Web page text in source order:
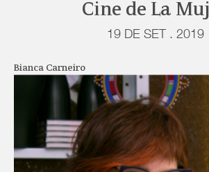
Cine de La
19 DE SET . 2019
Bianca Carneiro